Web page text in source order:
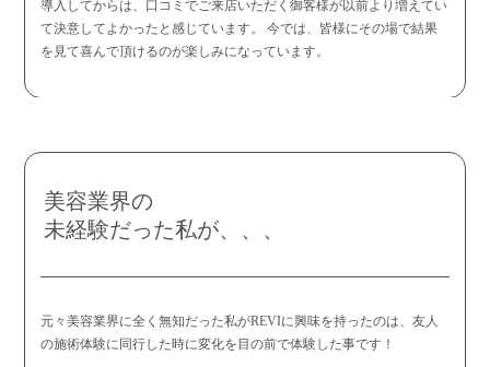
導入してからは、口コミでご来店いただく御客様が以前より増えてい
て決意してよかったと感じています。 今では、皆様にその場で結果
を見て喜んで頂けるのが楽しみになっています。
美容業界の
未経験だった私が、、、
元々美容業界に全く無知だった私がREVIに興味を持ったのは、友人
の施術体験に同行した時に変化を目の前で体験した事です！